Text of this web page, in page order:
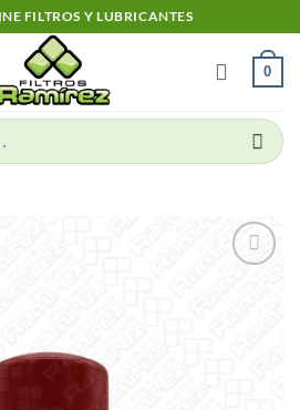
FILTROS Y LUBRICANTES
0